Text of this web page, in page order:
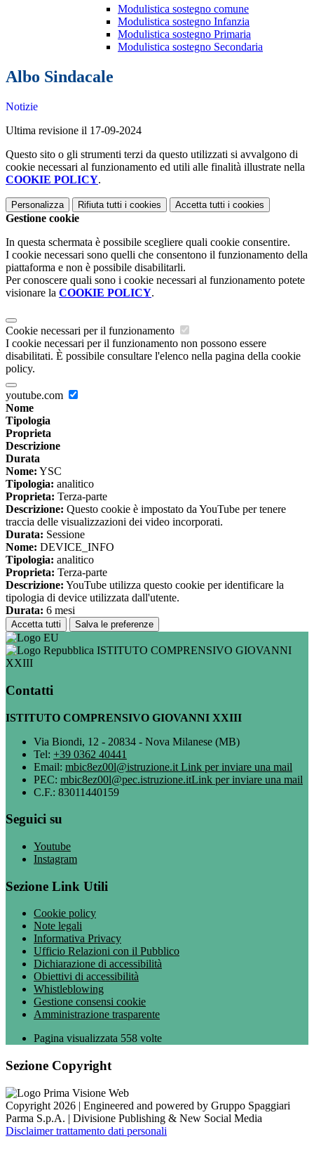
Modulistica sostegno comune
Modulistica sostegno Infanzia
Modulistica sostegno Primaria
Modulistica sostegno Secondaria
Albo Sindacale
Notizie
Ultima revisione il 17-09-2024
Questo sito o gli strumenti terzi da questo utilizzati si avvalgono di
cookie necessari al funzionamento ed utili alle finalità illustrate nella
COOKIE POLICY.
Personalizza Rifiuta tutti i cookies Accetta tutti i cookies
Gestione cookie
In questa schermata è possibile scegliere quali cookie consentire.
I cookie necessari sono quelli che consentono il funzionamento della
piattaforma e non è possibile disabilitarli.
Per conoscere quali sono i cookie necessari al funzionamento potete
visionare la COOKIE POLICY.
Cookie necessari per il funzionamento
I cookie necessari per il funzionamento non possono essere
disabilitati. È possibile consultare l'elenco nella pagina della cookie
policy.
youtube.com
Nome
Tipologia
Proprieta
Descrizione
Durata
Nome: YSC
Tipologia: analitico
Proprieta: Terza-parte
Descrizione: Questo cookie è impostato da YouTube per tenere
traccia delle visualizzazioni dei video incorporati.
Durata: Sessione
Nome: DEVICE_INFO
Tipologia: analitico
Proprieta: Terza-parte
Descrizione: YouTube utilizza questo cookie per identificare la
tipologia di device utilizzata dall'utente.
Durata: 6 mesi
Accetta tutti Salva le preferenze
ISTITUTO COMPRENSIVO GIOVANNI
XXIII
Contatti
ISTITUTO COMPRENSIVO GIOVANNI XXIII
Via Biondi, 12 - 20834 - Nova Milanese (MB)
Tel: +39 0362 40441
Email: mbic8ez00l@istruzione.it Link per inviare una mail
PEC: mbic8ez00l@pec.istruzione.itLink per inviare una mail
C.F.: 83011440159
Seguici su
Youtube
Instagram
Sezione Link Utili
Cookie policy
Note legali
Informativa Privacy
Ufficio Relazioni con il Pubblico
Dichiarazione di accessibilità
Obiettivi di accessibilità
Whistleblowing
Gestione consensi cookie
Amministrazione trasparente
Pagina visualizzata 558 volte
Sezione Copyright
Copyright 2026 | Engineered and powered by Gruppo Spaggiari
Parma S.p.A. | Divisione Publishing & New Social Media
Disclaimer trattamento dati personali